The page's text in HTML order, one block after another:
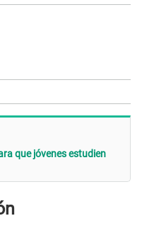
que jóvenes estudien